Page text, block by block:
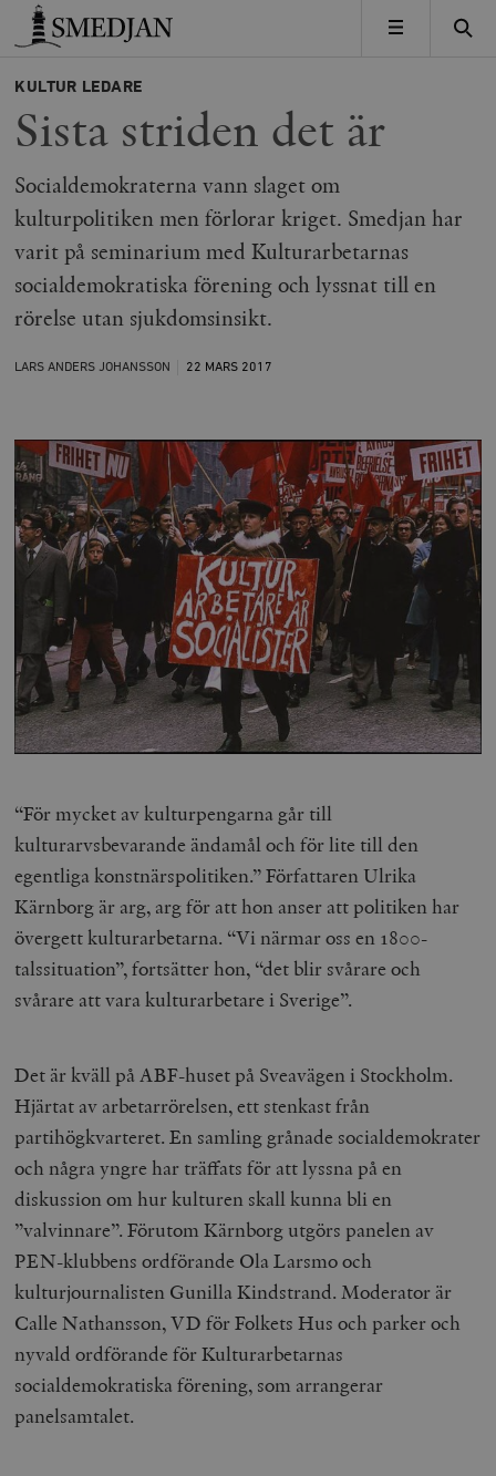
Timbro
MENY
KULTUR LEDARE
Sista striden det är
Socialdemokraterna vann slaget om
kulturpolitiken men förlorar kriget. Smedjan har
varit på seminarium med Kulturarbetarnas
socialdemokratiska förening och lyssnat till en
rörelse utan sjukdomsinsikt.
LARS ANDERS JOHANSSON 22 MARS 2017
“För mycket av kulturpengarna går till
kulturarvsbevarande ändamål och för lite till den
egentliga konstnärspolitiken.” Författaren Ulrika
Kärnborg är arg, arg för att hon anser att politiken har
övergett kulturarbetarna. “Vi närmar oss en 1800-
talssituation”, fortsätter hon, “det blir svårare och
svårare att vara kulturarbetare i Sverige”.
Det är kväll på ABF-huset på Sveavägen i Stockholm.
Hjärtat av arbetarrörelsen, ett stenkast från
partihögkvarteret. En samling grånade socialdemokrater
och några yngre har träffats för att lyssna på en
diskussion om hur kulturen skall kunna bli en
”valvinnare”. Förutom Kärnborg utgörs panelen av
PEN-klubbens ordförande Ola Larsmo och
kulturjournalisten Gunilla Kindstrand. Moderator är
Calle Nathansson, VD för Folkets Hus och parker och
nyvald ordförande för Kulturarbetarnas
socialdemokratiska förening, som arrangerar
panelsamtalet.